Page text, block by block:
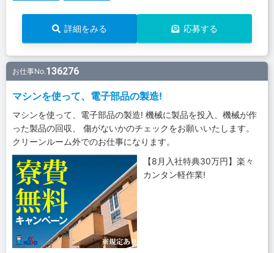
詳細をみる 応募する
お仕事No.136276
マシンを使って、電子部品の製造!
マシンを使って、電子部品の製造! 機械に製品を投入、機械が作
った製品の回収、 傷がないかのチェックをお願いいたします。
クリーンルーム外でのお仕事になります。
【8月入社特典30万円】楽々
カンタン軽作業!